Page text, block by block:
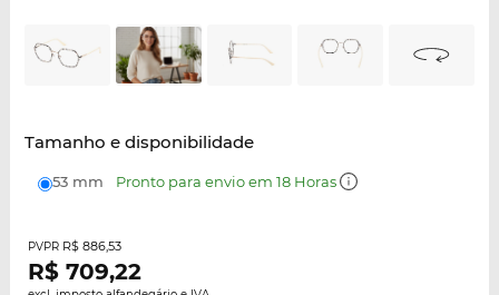
Tamanho e disponibilidade
53 mm Pronto para envio em 18 Horas
PVPR R$ 886,53
R$ 709,22